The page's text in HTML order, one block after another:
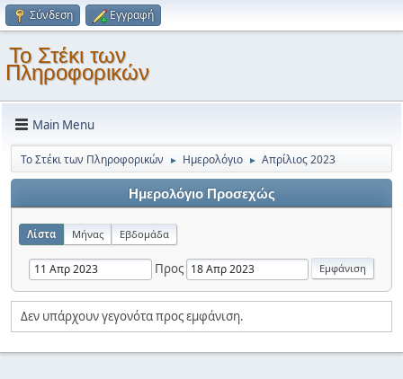
Σύνδεση Εγγραφή
Το Στέκι των
Πληροφορικών
Main Menu
Το Στέκι των Πληροφορικών ► Ημερολόγιο ► Απρίλιος 2023
Ημερολόγιο Προσεχώς
Λίστα Μήνας Εβδομάδα
Προς
Δεν υπάρχουν γεγονότα προς εμφάνιση.